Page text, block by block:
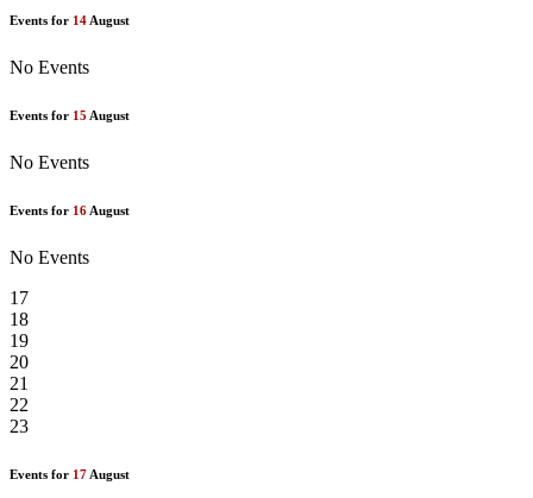
Events for 14 August
No Events
Events for 15 August
No Events
Events for 16 August
No Events
17
18
19
20
21
22
23
Events for 17 August